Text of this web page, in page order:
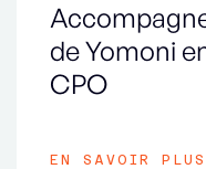
de Yomoni
CPO
EN SAVOIR PLUS